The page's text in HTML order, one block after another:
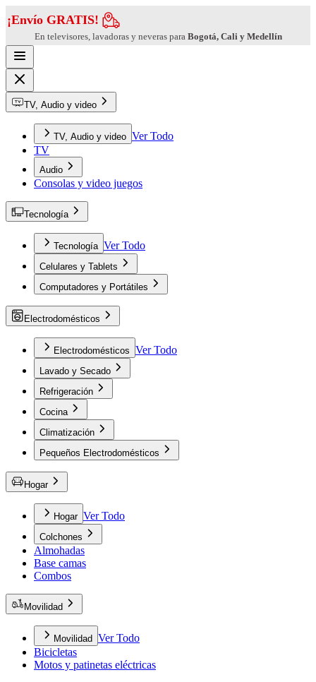
¡Envío GRATIS!
En televisores, lavadoras y neveras para Bogotá, Cali y Medellín
TV, Audio y video
TV, Audio y video Ver Todo
TV
Audio
Consolas y video juegos
Tecnología
Tecnología Ver Todo
Celulares y Tablets
Computadores y Portátiles
Electrodomésticos
Electrodomésticos Ver Todo
Lavado y Secado
Refrigeración
Cocina
Climatización
Pequeños Electrodomésticos
Hogar
Hogar Ver Todo
Colchones
Almohadas
Base camas
Combos
Movilidad
Movilidad Ver Todo
Bicicletas
Motos y patinetas eléctricas